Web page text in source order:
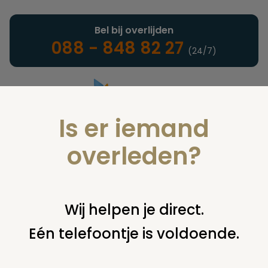
Landelijke uitvaartonderneming
Bel bij overlijden
088 - 848 82 27 (24/7)
U bent hier: home nieuws & agenda nieuws zeldzaam
Is er iemand
overleden?
Wij helpen je direct.
Eén telefoontje is voldoende.